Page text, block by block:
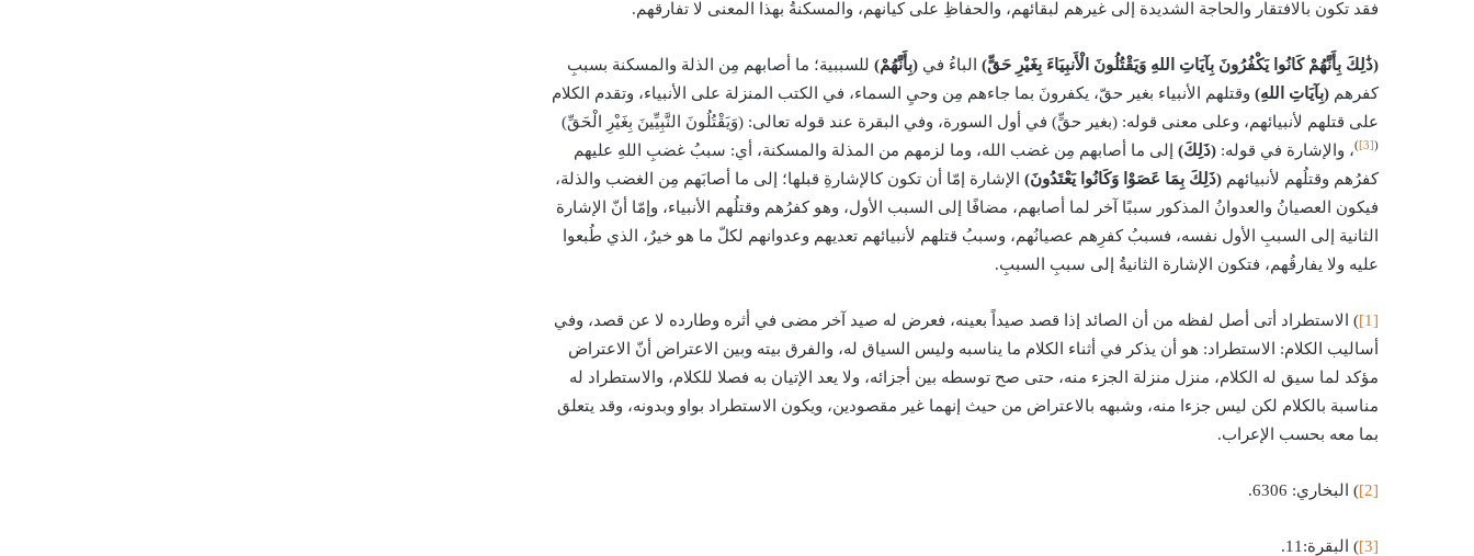
فقد تكون بالافتقار والحاجة الشديدة إلى غيرهم لبقائهم، والحفاظِ على كيانهم، والمسكنةُ بهذا المعنى لا تفارقهم.
(ذَٰلِكَ بِأَنَّهُمْ كَانُوا يَكْفُرُونَ بِآيَاتِ اللهِ وَيَقْتُلُونَ الْأَنبِيَاءَ بِغَيْرِ حَقٍّ) الباءُ في (بِأَنَّهُمْ) للسببية؛ ما أصابهم مِن الذلة والمسكنة بسببِ
كفرهم (بِآيَاتِ اللهِ) وقتلهم الأنبياء بغير حقّ، يكفرونَ بما جاءهم مِن وحيِ السماء، في الكتب المنزلة على الأنبياء، وتقدم الكلام
على قتلهم لأنبيائهم، وعلى معنى قوله: (بغير حقٍّ) في أول السورة، وفي البقرة عند قوله تعالى: (وَيَقْتُلُونَ النَّبِيِّينَ بِغَيْرِ الْحَقِّ)
(
[3]
)، والإشارة في قوله: (ذَلِكَ) إلى ما أصابهم مِن غضب الله، وما لزمهم من المذلة والمسكنة، أي: سببُ غضبِ اللهِ عليهم
كفرُهم وقتلُهم لأنبيائهم (ذَلِكَ بِمَا عَصَوْا وَكَانُوا يَعْتَدُونَ) الإشارة إمّا أن تكون كالإشارةِ قبلها؛ إلى ما أصابَهم مِن الغضب والذلة،
فيكون العصيانُ والعدوانُ المذكور سببًا آخر لما أصابهم، مضافًا إلى السبب الأول، وهو كفرُهم وقتلُهم الأنبياء، وإمّا أنّ الإشارة
الثانية إلى السببِ الأول نفسه، فسببُ كفرِهم عصيانُهم، وسببُ قتلهم لأنبيائهم تعديهم وعدوانهم لكلّ ما هو خيرٌ، الذي طُبعوا
عليه ولا يفارقُهم، فتكون الإشارة الثانيةُ إلى سببِ السببِ.
[1]
) الاستطراد أتى أصل لفظه من أن الصائد إذا قصد صيداً بعينه، فعرض له صيد آخر مضى في أثره وطارده لا عن قصد، وفي
أساليب الكلام: الاستطراد: هو أن يذكر في أثناء الكلام ما يناسبه وليس السياق له، والفرق بيته وبين الاعتراض أنّ الاعتراض
مؤكد لما سيق له الكلام، منزل منزلة الجزء منه، حتى صح توسطه بين أجزائه، ولا يعد الإتيان به فصلا للكلام، والاستطراد له
مناسبة بالكلام لكن ليس جزءا منه، وشبهه بالاعتراض من حيث إنهما غير مقصودين، ويكون الاستطراد بواو وبدونه، وقد يتعلق
بما معه بحسب الإعراب.
[2] ) البخاري: 6306.
[3] ) البقرة:11.